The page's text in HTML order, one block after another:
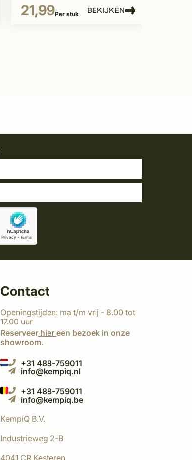
21,99Per stuk BEKIJKEN
Contact
Openingstijden: ma t/m vrij - 8.00 tot
17.00 uur
Reserveer hier een bezoek in onze
showroom.
+31 488-759011
info@kempiq.nl
+31 488-759011
info@kempiq.be
KempíQ B.V.
Industrieweg 2-B
4041 CR Kesteren